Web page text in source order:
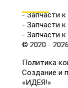
- Запчасти
- Запчасти
- Запчасти
© 2020 -
Политика
Создание и
«ИДЕЯ!»